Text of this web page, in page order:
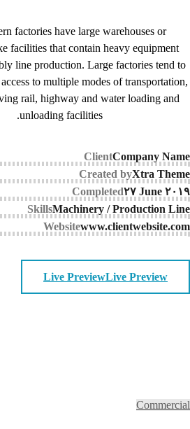
factories have large warehouses or
facilities that contain heavy equipment
line production. Large factories tend to
to multiple modes of transportation,
rail, highway and water loading and
unloading facilities.
ClientCompany Name
Created byXtra Theme
Completed۲۷ June ۲۰۱۹
SkillsMachinery / Production Line
Websitewww.clientwebsite.com
Live PreviewLive Preview
Commercial